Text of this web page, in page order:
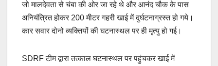
जो मालदेवता से चंबा की ओर जा रहे थे और आनंद चौक के पास
अनियंत्रित होकर 200 मीटर गहरी खाई में दुर्घटनाग्रस्त हो गये।
कार सवार दोनो व्यक्तियों की घटनास्थल पर ही मृत्यु हो गई।
SDRF टीम द्वारा तत्काल घटनास्थल पर पहुंचकर खाई में